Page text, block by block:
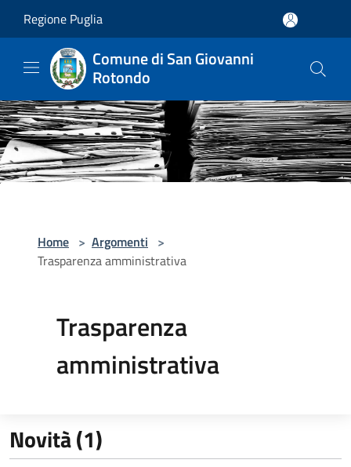
Regione Puglia
Comune di San Giovanni
Rotondo
Home > Argomenti >
Trasparenza amministrativa
Trasparenza
amministrativa
Novità (1)